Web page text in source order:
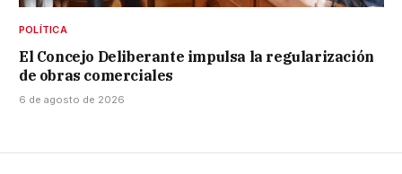
POLÍTICA
El Concejo Deliberante impulsa la regularización
de obras comerciales
6 de agosto de 2026